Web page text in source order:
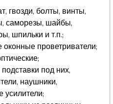
гвозди, болты, винты,
саморезы, шайбы,
шпильки и т.п.;
оконные проветриватели;
под них,
наушники,
усилители;